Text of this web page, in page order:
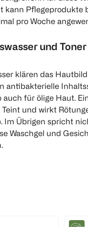
kann Pflegeprodukte
pro Woche
und Toner
klären das
antibakterielle
auch für ölige Haut.
und wirkt
Im Übrigen spricht
Waschgel und